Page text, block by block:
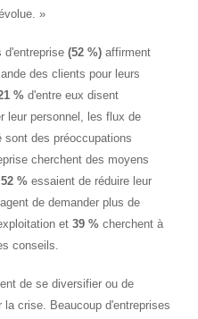
»
d'entreprise(52 %) affirment
des clients pour leurs
% d'entre eux disent
leur personnel, les flux de
des préoccupations
cherchent des moyens
52 % essaient de réduire leur
de demander plus de
et39 % cherchent à
conseils.
de se diversifier ou de
la crise. Beaucoup d'entreprises